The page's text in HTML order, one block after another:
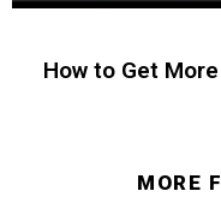
How to Get
MORE